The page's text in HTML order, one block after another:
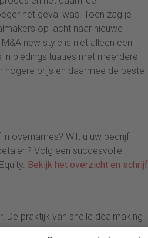
het geval was. Toen zag je
op jacht naar nieuwe
new style is niet alleen een
biedingsituaties met meerdere
prijs en daarmee de beste
overnames? Wilt u uw bedrijf
Volg een succesvolle
Bekijk het overzicht en schrijf
De praktijk van snelle dealmaking
de strategische stap. In de